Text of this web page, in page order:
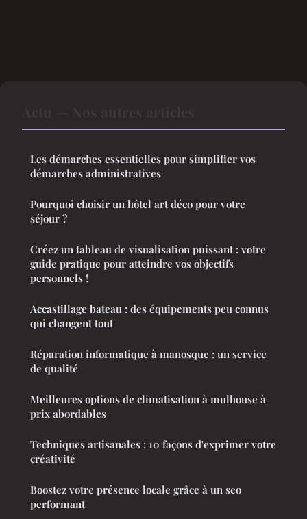
Les démarches essentielles pour simplifier vos
démarches administratives
Pourquoi choisir un hôtel art déco pour votre
séjour ?
Créez un tableau de visualisation puissant : votre
guide pratique pour atteindre vos objectifs
personnels !
Accastillage bateau : des équipements peu connus
qui changent tout
Réparation informatique à manosque : un service
de qualité
Meilleures options de climatisation à mulhouse à
prix abordables
Techniques artisanales : 10 façons d'exprimer votre
créativité
Boostez votre présence locale grâce à un seo
performant